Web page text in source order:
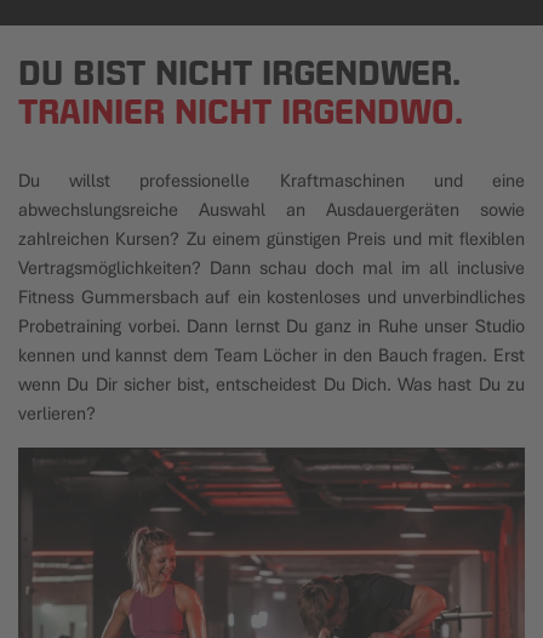
DU BIST NICHT IRGENDWER.
TRAINIER NICHT IRGENDWO.
Du willst professionelle Kraftmaschinen und eine
abwechslungsreiche Auswahl an Ausdauergeräten sowie
zahlreichen Kursen? Zu einem günstigen Preis und mit flexiblen
Vertragsmöglichkeiten? Dann schau doch mal im all inclusive
Fitness Gummersbach auf ein kostenloses und unverbindliches
Probetraining vorbei. Dann lernst Du ganz in Ruhe unser Studio
kennen und kannst dem Team Löcher in den Bauch fragen. Erst
wenn Du Dir sicher bist, entscheidest Du Dich. Was hast Du zu
verlieren?